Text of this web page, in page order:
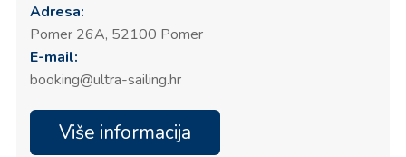
kopnu. Svi vezovi imaju opskrbu vodom i
strujom. Marina je otvorena tijekom cijele
godine.
Adresa:
Pomer 26A, 52100 Pomer
E-mail:
booking@ultra-sailing.hr
Više informacija